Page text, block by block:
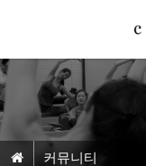
커뮤니티